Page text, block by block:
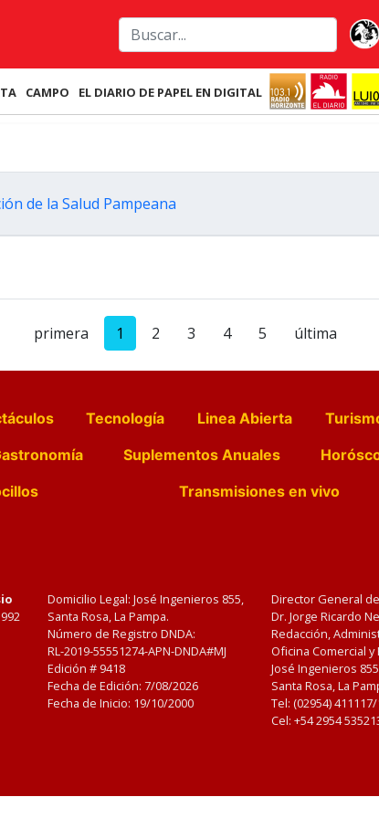
CAMPO EL DIARIO DE PAPEL EN DIGITAL
de la Salud Pampeana
primera 1 2 3 4 5 última
Tecnología Linea Abierta
Suplementos Anuales
Transmisiones en vivo
Domicilio Legal: José Ingenieros 855,
Santa Rosa, La Pampa.
Número de Registro DNDA:
RL-2019-55551274-APN-DNDA#MJ
Edición # 9418
Fecha de Edición: 7/08/2026
Fecha de Inicio: 19/10/2000
Director General
Dr. Jorge Ricardo
Redacción,
Oficina Comercial
José Ingenieros
Santa Rosa, La
Tel: (02954)
Cel: +54 2954